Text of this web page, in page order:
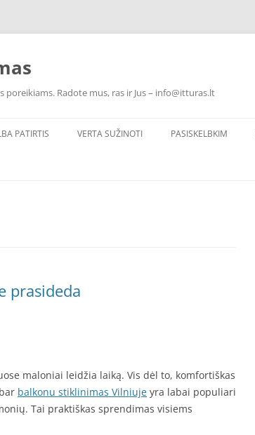
Radote mus, ras ir Jus – info@itturas.lt
PATIRTIS VERTA SUŽINOTI PASISKELBKIM
prasideda
maloniai leidžia laiką. Vis dėl to, komfortiškas
balkonu stiklinimas Vilniuje yra labai populiari
Tai praktiškas sprendimas visiems